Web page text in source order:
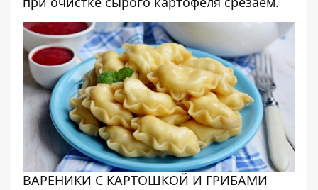
ВАРЕНИКИ С КАРТОШКОЙ И ГРИБАМИ